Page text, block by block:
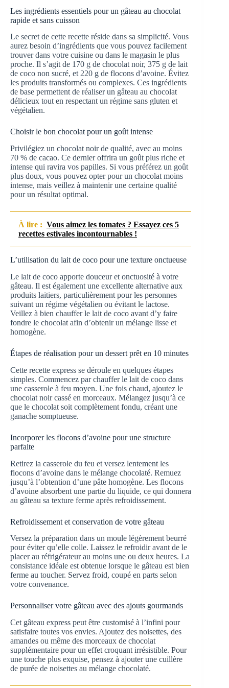
Les ingrédients essentiels pour un gâteau au chocolat
rapide et sans cuisson
Le secret de cette recette réside dans sa simplicité. Vous
aurez besoin d’ingrédients que vous pouvez facilement
trouver dans votre cuisine ou dans le magasin le plus
proche. Il s’agit de 170 g de chocolat noir, 375 g de lait
de coco non sucré, et 220 g de flocons d’avoine. Évitez
les produits transformés ou complexes. Ces ingrédients
de base permettent de réaliser un gâteau au chocolat
délicieux tout en respectant un régime sans gluten et
végétalien.
Choisir le bon chocolat pour un goût intense
Privilégiez un chocolat noir de qualité, avec au moins
70 % de cacao. Ce dernier offrira un goût plus riche et
intense qui ravira vos papilles. Si vous préférez un goût
plus doux, vous pouvez opter pour un chocolat moins
intense, mais veillez à maintenir une certaine qualité
pour un résultat optimal.
À lire : Vous aimez les tomates ? Essayez ces 5
recettes estivales incontournables !
L’utilisation du lait de coco pour une texture onctueuse
Le lait de coco apporte douceur et onctuosité à votre
gâteau. Il est également une excellente alternative aux
produits laitiers, particulièrement pour les personnes
suivant un régime végétalien ou évitant le lactose.
Veillez à bien chauffer le lait de coco avant d’y faire
fondre le chocolat afin d’obtenir un mélange lisse et
homogène.
Étapes de réalisation pour un dessert prêt en 10 minutes
Cette recette express se déroule en quelques étapes
simples. Commencez par chauffer le lait de coco dans
une casserole à feu moyen. Une fois chaud, ajoutez le
chocolat noir cassé en morceaux. Mélangez jusqu’à ce
que le chocolat soit complètement fondu, créant une
ganache somptueuse.
Incorporer les flocons d’avoine pour une structure
parfaite
Retirez la casserole du feu et versez lentement les
flocons d’avoine dans le mélange chocolaté. Remuez
jusqu’à l’obtention d’une pâte homogène. Les flocons
d’avoine absorbent une partie du liquide, ce qui donnera
au gâteau sa texture ferme après refroidissement.
Refroidissement et conservation de votre gâteau
Versez la préparation dans un moule légèrement beurré
pour éviter qu’elle colle. Laissez le refroidir avant de le
placer au réfrigérateur au moins une ou deux heures. La
consistance idéale est obtenue lorsque le gâteau est bien
ferme au toucher. Servez froid, coupé en parts selon
votre convenance.
Personnaliser votre gâteau avec des ajouts gourmands
Cet gâteau express peut être customisé à l’infini pour
satisfaire toutes vos envies. Ajoutez des noisettes, des
amandes ou même des morceaux de chocolat
supplémentaire pour un effet croquant irrésistible. Pour
une touche plus exquise, pensez à ajouter une cuillère
de purée de noisettes au mélange chocolaté.